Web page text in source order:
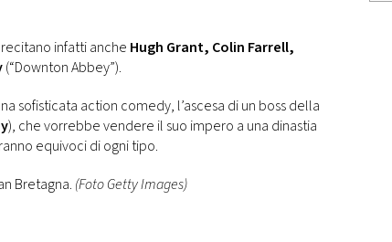
infatti anche Hugh Grant, Colin Farrell,
(“Downton Abbey”).
sofisticata action comedy, l’ascesa di un boss della
), che vorrebbe vendere il suo impero a una dinastia
equivoci di ogni tipo.
Bretagna. (Foto Getty Images)